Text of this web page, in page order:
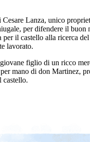
Lanza, unico
per difendere il
il castello alla ricerca
lavorato.
figlio di un ricco
mano di don Martinez,
castello.